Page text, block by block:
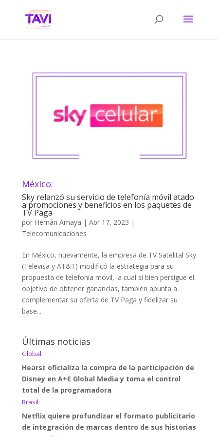
México:
Sky relanzó su servicio de telefonía móvil atado
a promociones y beneficios en los paquetes de
TV Paga
por Hernán Amaya | Abr 17, 2023 |
Telecomunicaciones
En México, nuevamente, la empresa de TV Satelital Sky
(Televisa y AT&T) modificó la estrategia para su
propuesta de telefonía móvil, la cual si bien persigue el
objetivo de obtener ganancias, también apunta a
complementar su oferta de TV Paga y fidelizar su
base...
Últimas noticias
Global:
Hearst oficializa la compra de la participación de
Disney en A+E Global Media y toma el control
total de la programadora
Brasil:
Netflix quiere profundizar el formato publicitario
de integración de marcas dentro de sus historias